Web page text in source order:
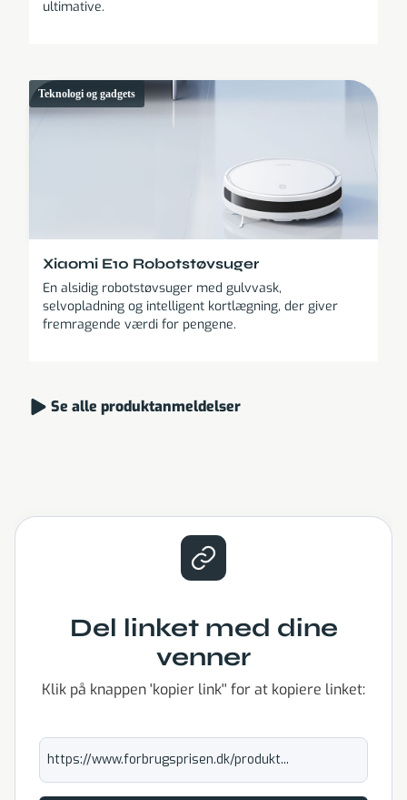
ultimative.
Xiaomi E10 Robotstøvsuger
En alsidig robotstøvsuger med gulvvask,
selvopladning og intelligent kortlægning, der giver
fremragende værdi for pengene.
Teknologi og gadgets
Se alle produktanmeldelser
Del linket med dine
venner
Klik på knappen 'kopier link'' for at kopiere linket:
https://www.forbrugsprisen.dk/produkt...